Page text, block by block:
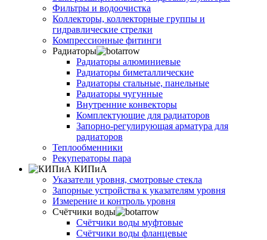
Фильтры и водоочистка
Коллекторы, коллекторные группы и
гидравлические стрелки
Компрессионные фитинги
Радиаторы
Радиаторы алюминиевые
Радиаторы биметаллические
Радиаторы стальные, панельные
Радиаторы чугунные
Внутренние конвекторы
Комплектующие для радиаторов
Запорно-регулирующая арматура для
радиаторов
Теплообменники
Рекуператоры пара
КИПиА
Указатели уровня, смотровые стекла
Запорные устройства к указателям уровня
Измерение и контроль уровня
Счётчики воды
Счётчики воды муфтовые
Счётчики воды фланцевые